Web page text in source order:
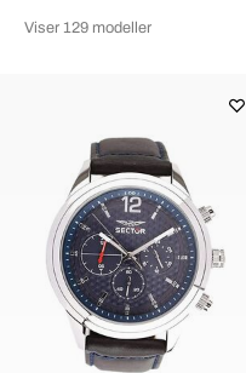
Viser 129 modeller